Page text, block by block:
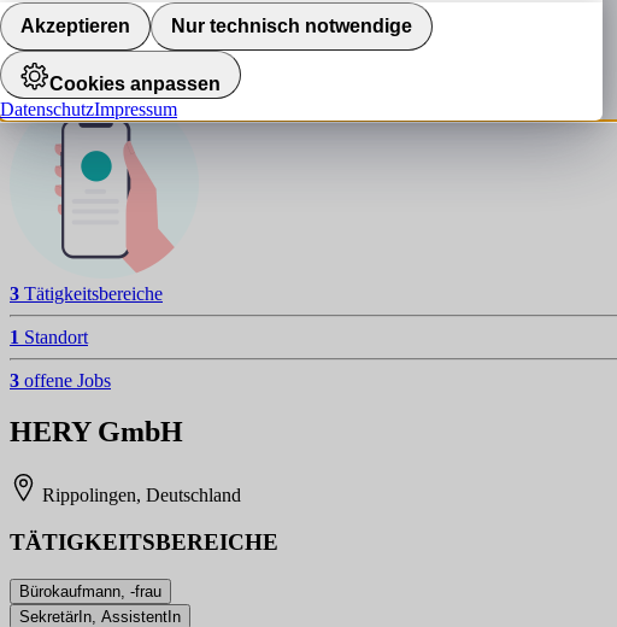
Aktuelle Jobs
Standorte
Jobalarm aktivieren
3 Tätigkeitsbereiche
1 Standort
3 offene Jobs
HERY GmbH
Rippolingen, Deutschland
TÄTIGKEITSBEREICHE
Bürokaufmann, -frau
SekretärIn, AssistentIn
Akzeptieren Nur technisch notwendige
Cookies anpassen
DatenschutzImpressum